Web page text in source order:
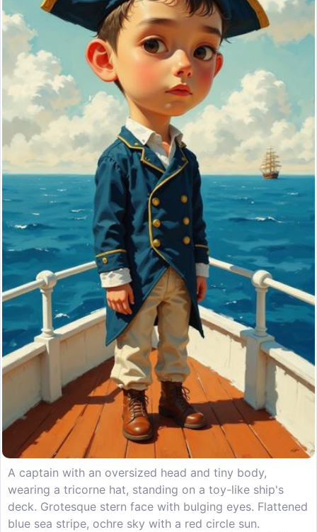
A captain with an oversized head and tiny body,
wearing a tricorne hat, standing on a toy-like ship's
deck. Grotesque stern face with bulging eyes. Flattened
blue sea stripe, ochre sky with a red circle sun.